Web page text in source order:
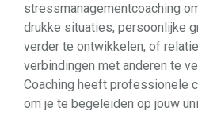
stressmanagementcoaching
drukke situaties, persoonlijke
verder te ontwikkelen, of
verbindingen met anderen te
Coaching heeft professionele
om je te begeleiden op jouw